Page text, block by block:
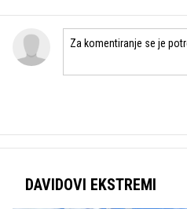
DAVIDOVI EKSTREMI